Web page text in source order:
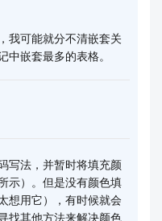
我可能就分不清嵌套关
嵌套最多的表格。
写法，并暂时将填充颜
示）。但是没有颜色填
想用它），有时候就会
找其他方法来解决颜色